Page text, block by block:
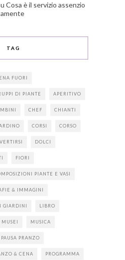
Cosa è il servizio assenzio
TAG
FUORI
DI PIANTE APERITIVO
CHEF CHIANTI
CORSI CORSO
DOLCI
FIORI
PIANTE E VASI
& IMMAGINI
GIARDINI LIBRO
MUSEI MUSICA
PAUSA PRANZO
& CENA PROGRAMMA